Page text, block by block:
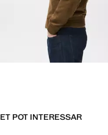
ET POT INTERESSAR